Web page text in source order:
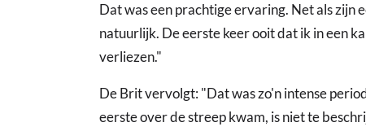
Dat was een prachtige ervaring. Net als
natuurlijk. De eerste keer ooit dat ik in een
verliezen."
De Brit vervolgt: "Dat was zo'n intense
eerste over de streep kwam, is niet te